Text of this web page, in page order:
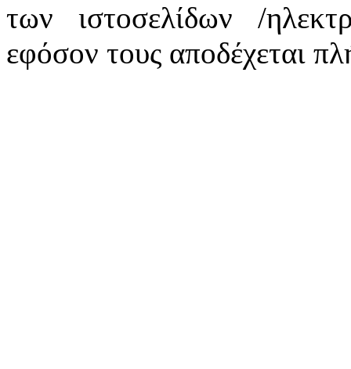
των ιστοσελίδων /
εφόσον τους αποδέχεται